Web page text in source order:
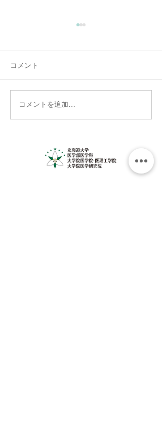
6月10日（水）歓送迎会を
行いました！
コメント
コメントを追加…